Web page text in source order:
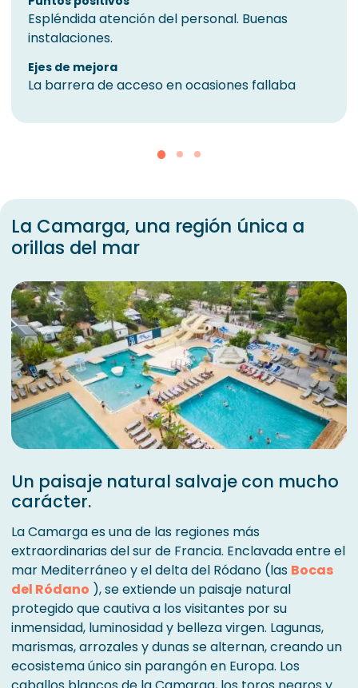
Espléndida atención del personal. Buenas
instalaciones.
Ejes de mejora
La barrera de acceso en ocasiones fallaba
La Camarga, una región única a
orillas del mar
Un paisaje natural salvaje con mucho
carácter.
La Camarga es una de las regiones más
extraordinarias del sur de Francia. Enclavada entre el
mar Mediterráneo y el delta del Ródano (las Bocas
del Ródano ), se extiende un paisaje natural
protegido que cautiva a los visitantes por su
inmensidad, luminosidad y belleza virgen. Lagunas,
marismas, arrozales y dunas se alternan, creando un
ecosistema único sin parangón en Europa. Los